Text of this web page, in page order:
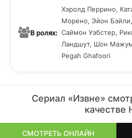
В ролях:
Хэролд Перрино,
Морено, Эйон
Саймон Уэбстер,
Ландшут, Шон
Pegah Ghafoori
Сериал «Извне»
качестве
СМОТРЕТЬ ОНЛАЙН